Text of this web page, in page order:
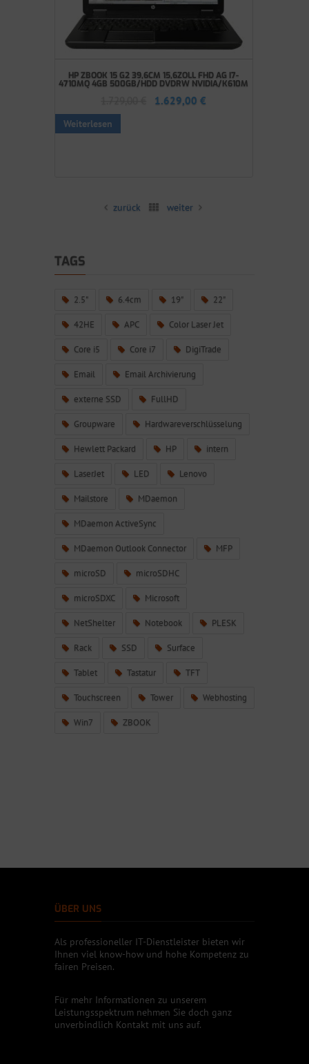
HP ZBOOK 15 G2 39,6CM 15,6ZOLL FHD AG I7-
4710MQ 4GB 500GB/HDD DVDRW NVIDIA/K610M
1.629,00€
Weiterlesen
zurück weiter
TAGS
2.5" 6.4cm 19" 22"
42HE APC Color Laser Jet
Core i5 Core i7 DigiTrade
Email Email Archivierung
externe SSD FullHD
Groupware Hardwareverschlüsselung
Hewlett Packard HP intern
LaserJet LED Lenovo
Mailstore MDaemon
MDaemon ActiveSync
MDaemon Outlook Connector MFP
microSD microSDHC
microSDXC Microsoft
NetShelter Notebook PLESK
Rack SSD Surface
Tablet Tastatur TFT
Touchscreen Tower Webhosting
Win7 ZBOOK
ÜBER UNS
Als professioneller IT-Dienstleister bieten wir
Ihnen viel know-how und hohe Kompetenz zu
fairen Preisen.
Für mehr Informationen zu unserem
Leistungsspektrum nehmen Sie doch ganz
unverbindlich Kontakt mit uns auf.